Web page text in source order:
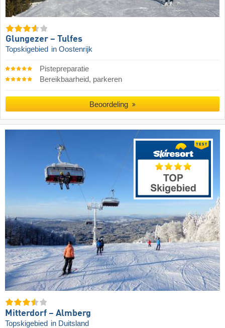
Glungezer – Tulfes
Topskigebied in Oostenrijk
Pistepreparatie
Bereikbaarheid, parkeren
Beoordeling
Mitterdorf – Almberg
Topskigebied in Duitsland